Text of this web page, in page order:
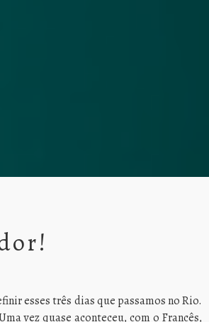
esses três dias que passamos no Rio.
vez quase aconteceu, com o Francês,